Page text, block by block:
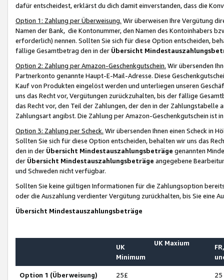
dafür entscheidest, erklärst du dich damit einverstanden, dass die
Option 1: Zahlung per Überweisung. Wir überweisen Ihre Vergütung
Namen der Bank, die Kontonummer, den Namen des Kontoinhabers
erforderlich) nennen. Sollten Sie sich für diese Option entscheiden,
fällige Gesamtbetrag den in der Übersicht
Option 2: Zahlung per Amazon-Geschenkgutschein. Wir übersenden
Partnerkonto genannte Haupt-E-Mail-Adresse. Diese
Kauf von Produkten eingelöst werden und unterliegen unseren
uns das Recht vor, Vergütungen zurückzuhalten, bis der fällige
das Recht vor, den Teil der Zahlungen, der den in der
Zahlungsart angibst. Die Zahlung per Amazon-Geschenkgutschein ist
Option 3: Zahlung per Scheck. Wir übersenden Ihnen einen Scheck in
Sollten Sie sich für diese Option entscheiden, behalten wir uns das
den in der Übersicht Mindestauszahlungsbeträge genannten
der Übersicht Mindestauszahlungsbeträge angegebene
und Schweden nicht verfügbar.
Sollten Sie keine gültigen Informationen für die Zahlungsoption
oder die Auszahlung verdienter Vergütung zurückhalten, bis Sie
Übersicht Mindestauszahlungsbeträge
UK
Minimum
UK Maxium
Option 1 (Überweisung) 25£ 25